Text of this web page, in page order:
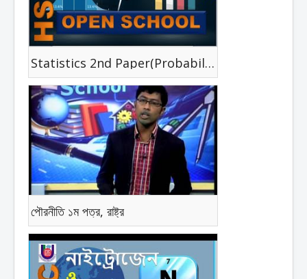
Statistics 2nd Paper(Probability)
পৌরনীতি ১ম পত্র, রাষ্ট্র